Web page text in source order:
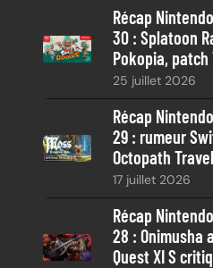
c
h
Récap
30 : Splatoon
Pokopia, patch
25 juillet 2026
Récap
29 : rumeur
Octopath
17 juillet 2026
Récap
28 : Onimusha
Quest XI S